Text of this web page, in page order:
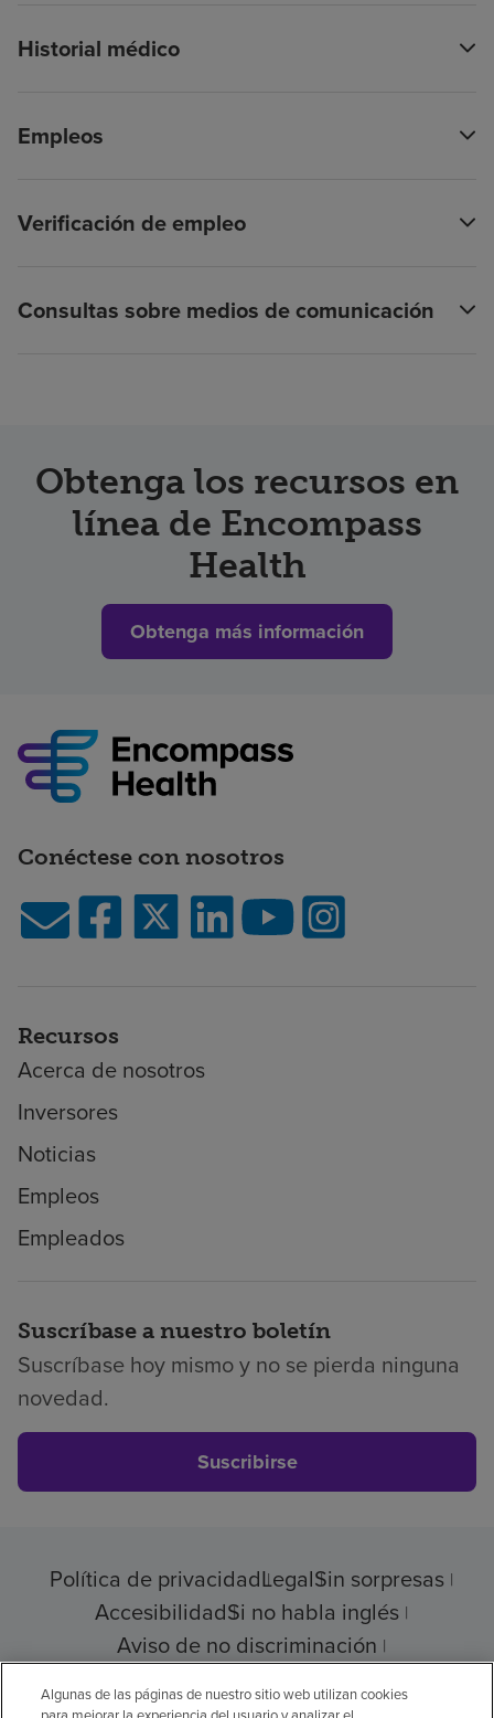
Historial médico
Empleos
Verificación de empleo
Consultas sobre medios de comunicación
Obtenga los recursos en
línea de Encompass
Health
Obtenga más información
Conéctese con nosotros
Recursos
Acerca de nosotros
Inversores
Noticias
Empleos
Empleados
Suscríbase a nuestro boletín
Suscríbase hoy mismo y no se pierda ninguna
novedad.
Suscribirse
Política de privacidadLegalSin sorpresas
AccesibilidadSi no habla inglés
Aviso de no discriminación
Algunas de las páginas de nuestro sitio web utilizan cookies